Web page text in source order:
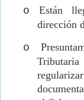
o
Están
dirección
o